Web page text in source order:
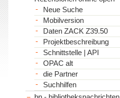
Neue Suche
Mobilversion
Daten ZACK Z39.50
Projektbeschreibung
Schnittstelle | API
OPAC alt
die Partner
Suchhilfen